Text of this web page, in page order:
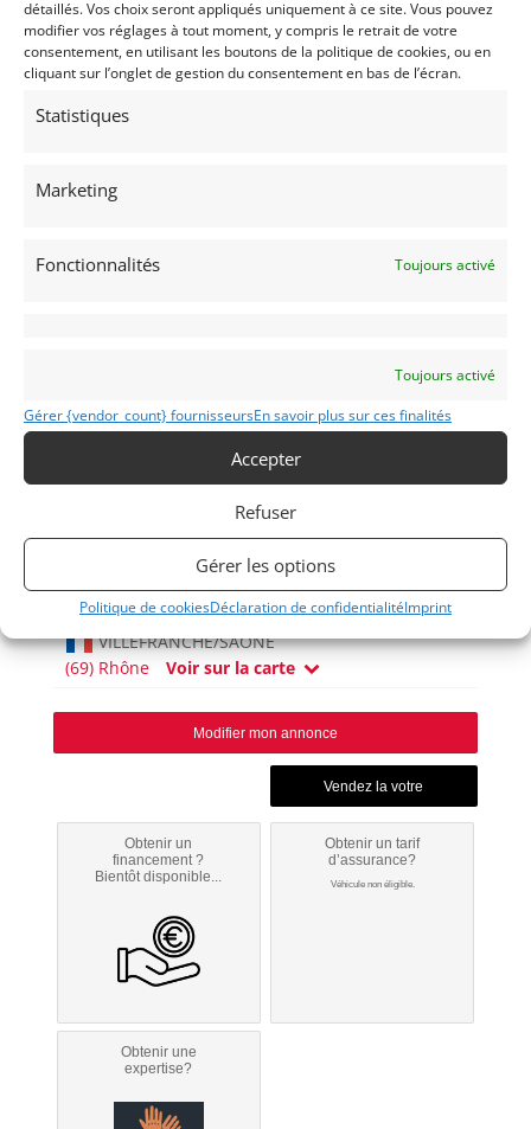
détaillés. Vos choix seront appliqués uniquement à ce site. Vous pouvez
modifier vos réglages à tout moment, y compris le retrait de votre
consentement, en utilisant les boutons de la politique de cookies, ou en
cliquant sur l’onglet de gestion du consentement en bas de l’écran.
Statistiques
Marketing
Fonctionnalités Toujours activé
Toujours activé
Gérer {vendor_count} fournisseursEn savoir plus sur ces finalités
Accepter
Refuser
Gérer les options
Politique de cookiesDéclaration de confidentialitéImprint
Passeports techniques
Passeport
Voir les 76 annonces de
AUTO
SEVEN
VILLEFRANCHE/SAÔNE
(69) Rhône
Voir sur la carte
Modifier mon annonce
Obtenir un
financement ?
Bientôt disponible...
Obtenir un tarif
d’assurance?
Véhicule non éligible.
Obtenir une
expertise?